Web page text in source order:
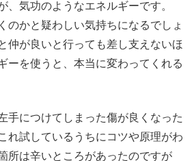
、気功のようなエネルギーです。
のかと疑わしい気持ちになるでしょ
仲が良いと行っても差し支えないほ
ーを使うと、本当に変わってくれる
手につけてしまった傷が良くなった
れ試しているうちにコツや原理がわ
所は辛いところがあったのですが